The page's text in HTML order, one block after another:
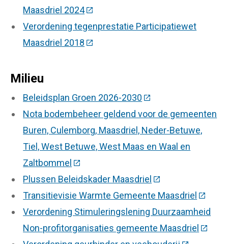
Maasdriel 2024(Deze link gaat naar een externe
Verordening tegenprestatie Participatiewet
Maasdriel 2018 (Deze link gaat naar een externe
Milieu
Beleidsplan Groen 2026-2030 (Deze link gaat naar
Nota bodembeheer geldend voor de gemeenten
Buren, Culemborg, Maasdriel, Neder-Betuwe,
Tiel, West Betuwe, West Maas en Waal en
Zaltbommel (Deze link gaat naar een externe
Plussen Beleidskader Maasdriel (Deze link gaat
Transitievisie Warmte Gemeente Maasdriel (Deze
Verordening Stimuleringslening Duurzaamheid
Non-profitorganisaties gemeente Maasdriel (Deze